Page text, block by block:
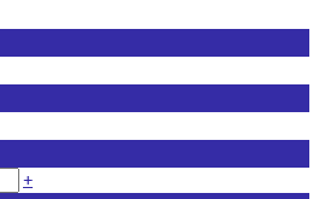
+